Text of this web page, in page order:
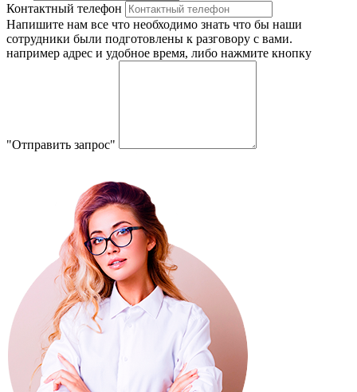
Контактный телефон
Напишите нам все что необходимо знать что бы наши
сотрудники были подготовлены к разговору с вами.
например адрес и удобное время, либо нажмите кнопку
"Отправить запрос"